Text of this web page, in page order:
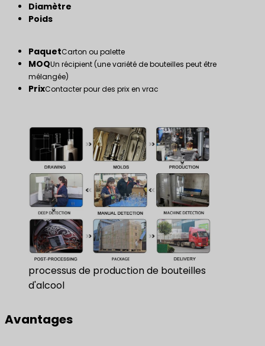
Diamètre
Poids
PaquetCarton ou palette
MOQUn récipient (une variété de bouteilles peut être
mélangée)
PrixContacter pour des prix en vrac
processus de production de bouteilles
d'alcool
Avantages